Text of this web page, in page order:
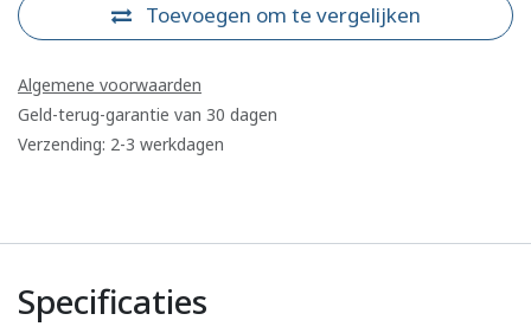
Toevoegen om te vergelijken
Algemene voorwaarden
Geld-terug-garantie van 30 dagen
Verzending: 2-3 werkdagen
Specificaties